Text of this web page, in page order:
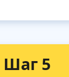
Шаг 5